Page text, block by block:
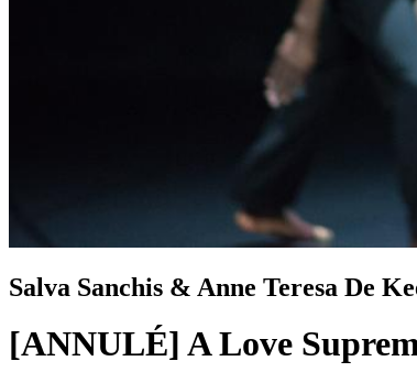
Salva Sanchis & Anne Teresa De
[ANNULÉ] A Love